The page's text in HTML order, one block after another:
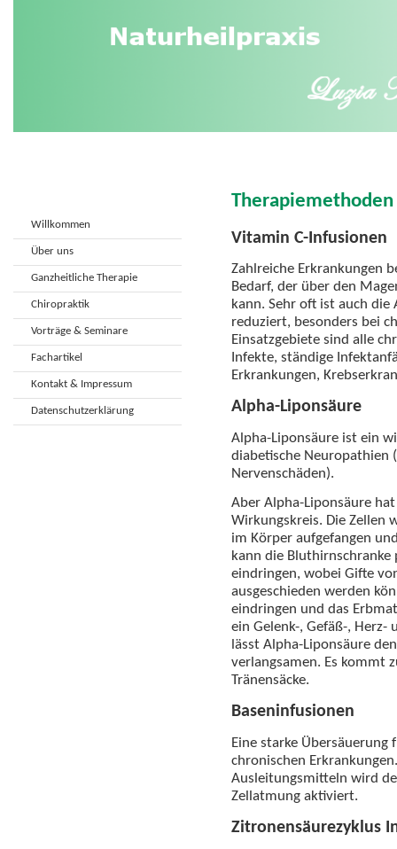
Willkommen
Über uns
Ganzheitliche Therapie
Chiropraktik
Vorträge & Seminare
Fachartikel
Kontakt & Impressum
Datenschutzerklärung
Therapiemethoden
Vitamin C-Infusionen
Zahlreiche Erkrankungen
Bedarf, der über den
kann. Sehr oft ist auch
reduziert, besonders bei
Einsatzgebiete sind alle
Infekte, ständige
Erkrankungen,
Alpha-Liponsäure
Alpha-Liponsäure ist ein
diabetische Neuropathien
Nervenschäden).
Aber Alpha-Liponsäure
Wirkungskreis. Die Zellen
im Körper aufgefangen
kann die Bluthirnschranke
eindringen, wobei Gifte
ausgeschieden werden
eindringen und das
ein Gelenk-, Gefäß-, Herz-
lässt Alpha-Liponsäure
verlangsamen. Es kommt
Tränensäcke.
Baseninfusionen
Eine starke
chronischen
Ausleitungsmitteln wird
Zellatmung aktiviert.
Zitronensäurezyklus